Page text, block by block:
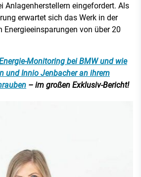
Anlagenherstellern eingefordert. Als
erwartet sich das Werk in der
Energieeinsparungen von über 20
Monitoring bei BMW und wie
und Innio Jenbacher an ihrem
– im großen Exklusiv-Bericht!